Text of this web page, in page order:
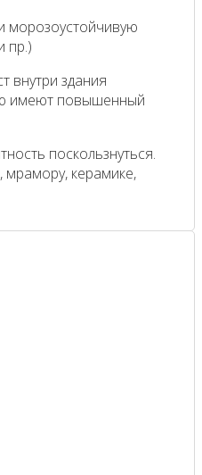
морозоустойчивую
пр.)
внутри здания
имеют повышенный
поскользнуться.
керамике,